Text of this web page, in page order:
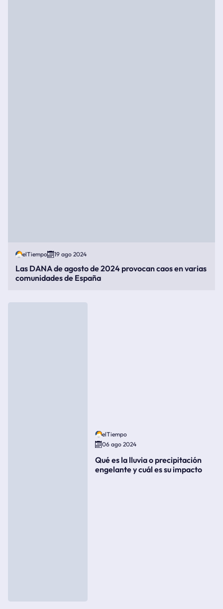
elTiempo 19 ago 2024
Las DANA de agosto de 2024 provocan caos en varias
comunidades de España
elTiempo
06 ago 2024
Qué es la lluvia o precipitación
engelante y cuál es su impacto